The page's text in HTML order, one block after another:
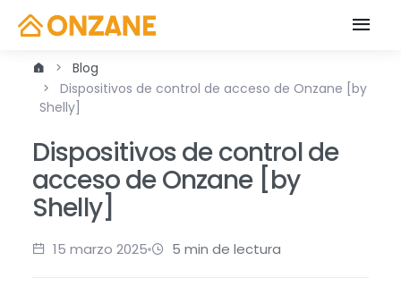
Blog
Dispositivos de control de acceso de Onzane [by
Shelly]
Dispositivos de control de
acceso de Onzane [by
Shelly]
15 marzo 2025 5 min de lectura